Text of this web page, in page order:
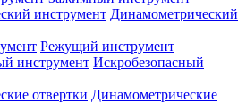
Динамометрический
Режущий инструмент
Искробезопасный
Динамометрические